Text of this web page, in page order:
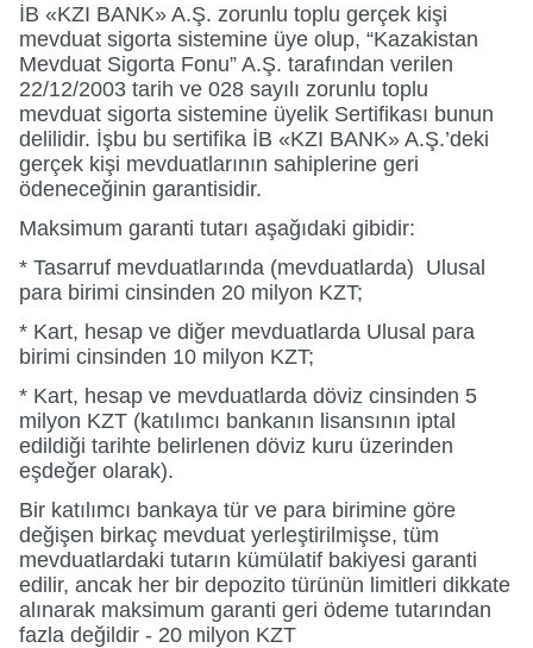
İB «KZI BANK» A.Ş. zorunlu toplu gerçek kişi
mevduat sigorta sistemine üye olup, “Kazakistan
Mevduat Sigorta Fonu” A.Ş. tarafından verilen
22/12/2003 tarih ve 028 sayılı zorunlu toplu
mevduat sigorta sistemine üyelik Sertifikası bunun
delilidir. İşbu bu sertifika İB «KZI BANK» A.Ş.’deki
gerçek kişi mevduatlarının sahiplerine geri
ödeneceğinin garantisidir.
Maksimum garanti tutarı aşağıdaki gibidir:
* Tasarruf mevduatlarında (mevduatlarda) Ulusal
para birimi cinsinden 20 milyon KZT;
* Kart, hesap ve diğer mevduatlarda Ulusal para
birimi cinsinden 10 milyon KZT;
* Kart, hesap ve mevduatlarda döviz cinsinden 5
milyon KZT (katılımcı bankanın lisansının iptal
edildiği tarihte belirlenen döviz kuru üzerinden
eşdeğer olarak).
Bir katılımcı bankaya tür ve para birimine göre
değişen birkaç mevduat yerleştirilmişse, tüm
mevduatlardaki tutarın kümülatif bakiyesi garanti
edilir, ancak her bir depozito türünün limitleri dikkate
alınarak maksimum garanti geri ödeme tutarından
fazla değildir - 20 milyon KZT